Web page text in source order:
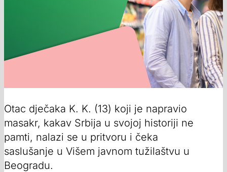
Otac dječaka K. K. (13) koji je napravio
masakr, kakav Srbija u svojoj historiji ne
pamti, nalazi se u pritvoru i čeka
saslušanje u Višem javnom tužilaštvu u
Beogradu.